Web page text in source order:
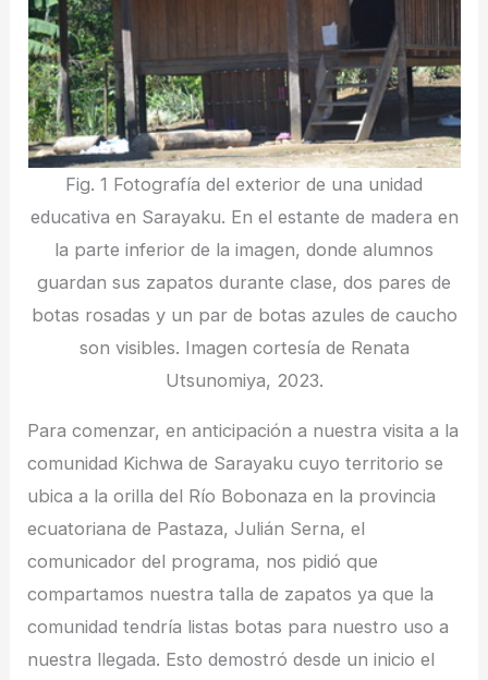
Fig. 1 Fotografía del exterior de una unidad
educativa en Sarayaku. En el estante de madera en
la parte inferior de la imagen, donde alumnos
guardan sus zapatos durante clase, dos pares de
botas rosadas y un par de botas azules de caucho
son visibles. Imagen cortesía de Renata
Utsunomiya, 2023.
Para comenzar, en anticipación a nuestra visita a la
comunidad Kichwa de Sarayaku cuyo territorio se
ubica a la orilla del Río Bobonaza en la provincia
ecuatoriana de Pastaza, Julián Serna, el
comunicador del programa, nos pidió que
compartamos nuestra talla de zapatos ya que la
comunidad tendría listas botas para nuestro uso a
nuestra llegada. Esto demostró desde un inicio el